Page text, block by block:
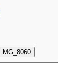
MG_8060